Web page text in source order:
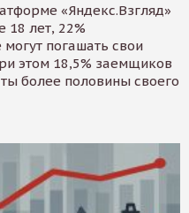
«Яндекс.Взгляд»
18 лет, 22%
погашать свои
этом 18,5% заемщиков
более половины своего